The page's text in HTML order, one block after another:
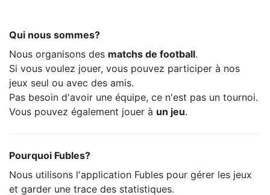
Qui nous sommes?
Nous organisons des matchs de football.
Si vous voulez jouer, vous pouvez participer à nos
jeux seul ou avec des amis.
Pas besoin d'avoir une équipe, ce n'est pas un tournoi.
Vous pouvez également jouer à un jeu.
Pourquoi Fubles?
Nous utilisons l'application Fubles pour gérer les jeux
et garder une trace des statistiques.